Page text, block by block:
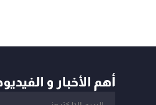
أهم الأخبار و